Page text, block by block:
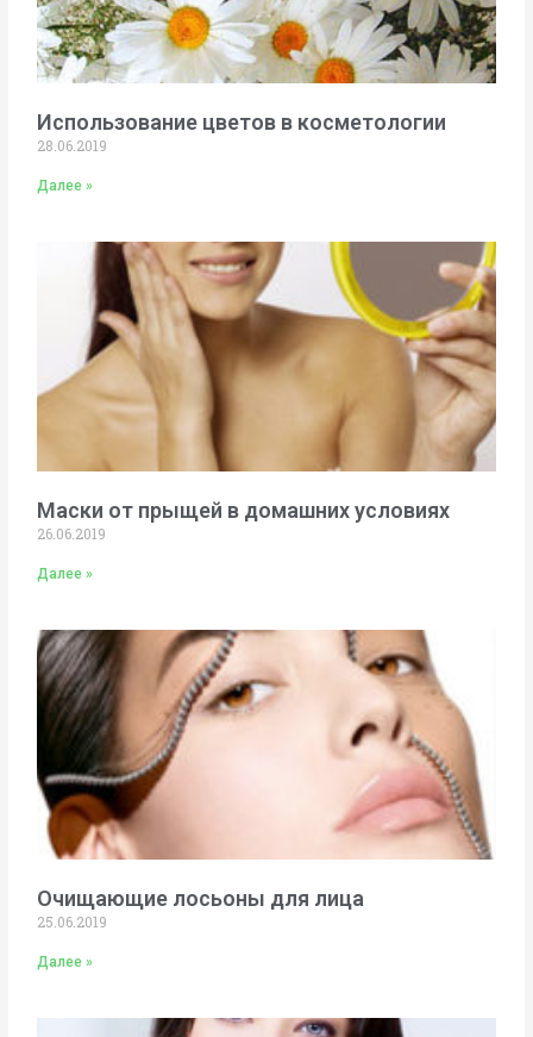
Использование цветов в косметологии
28.06.2019
Далее »
Маски от прыщей в домашних условиях
26.06.2019
Далее »
Очищающие лосьоны для лица
25.06.2019
Далее »